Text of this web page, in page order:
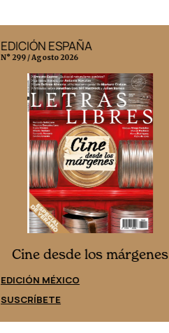
EDICIÓN ESPAÑA
N° 299 / Agosto 2026
Cine desde los márgenes
EDICIÓN MÉXICO
SUSCRÍBETE